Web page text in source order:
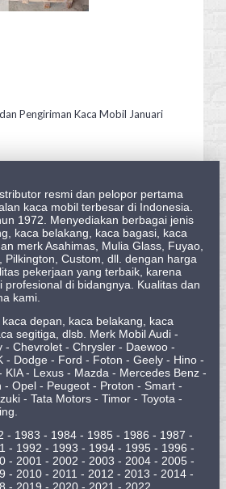
Pengiriman Kaca Mobil Januari
resmi dan pelopor pertama
kaca mobil terbesar di Indonesia.
1972. Menyediakan berbagai jenis
kaca belakang, kaca bagasi, kaca
merk Asahimas, Mulia Glass, Fuyao,
Pilkington, Custom, dll. dengan harga
pekerjaan yang terbaik, karena
di bidangnya. Kualitas dan
kami.
depan, kaca belakang, kaca
segitiga, dlsb. Merk Mobil Audi -
- Chevrolet - Chrysler - Daewoo -
- Dodge - Ford - Foton - Geely - Hino -
KIA - Lexus - Mazda - Mercedes Benz -
- Opel - Peugeot - Proton - Smart -
- Tata Motors - Timor - Toyota -
- 1983 - 1984 - 1985 - 1986 - 1987 -
- 1992 - 1993 - 1994 - 1995 - 1996 -
- 2001 - 2002 - 2003 - 2004 - 2005 -
- 2010 - 2011 - 2012 - 2013 - 2014 -
- 2019 - 2020 - 2021 - 2022.